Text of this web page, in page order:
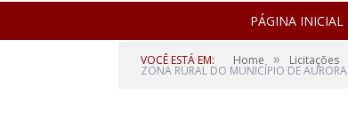
PÁGINA INICIAL
VOCÊ ESTÁ EM: Home » Licitações
ZONA RURAL DO MUNICÍPIO DE